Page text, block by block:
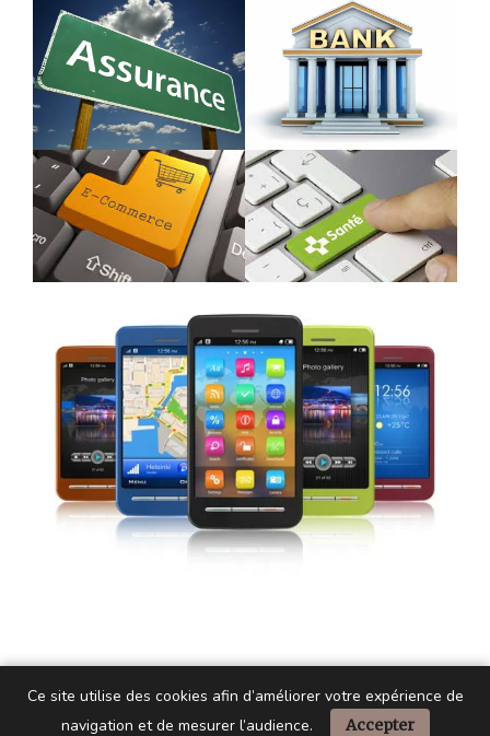
Ce site utilise des cookies afin d’améliorer votre expérience de
navigation et de mesurer l’audience.
Accepter